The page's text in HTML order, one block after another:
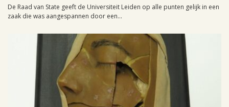
De Raad van State geeft de Universiteit Leiden op alle punten gelijk in een
zaak die was aangespannen door een...